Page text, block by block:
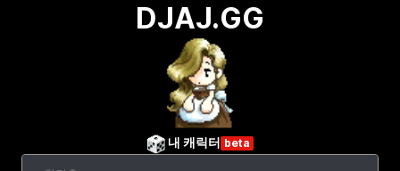
DJAJ.GG
내 캐릭터 beta